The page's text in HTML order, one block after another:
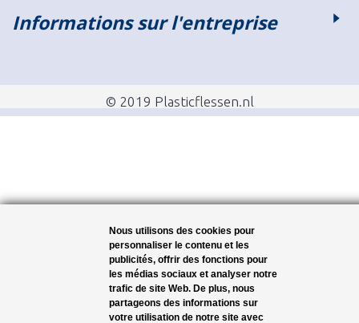
Informations sur l'entreprise
© 2019 Plasticflessen.nl
Nous utilisons des cookies pour
personnaliser le contenu et les
publicités, offrir des fonctions pour
les médias sociaux et analyser notre
trafic de site Web. De plus, nous
partageons des informations sur
votre utilisation de notre site avec